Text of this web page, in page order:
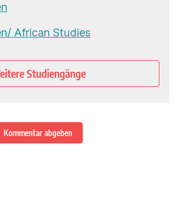
African Studies
Studiengänge
Kommentar abgeben